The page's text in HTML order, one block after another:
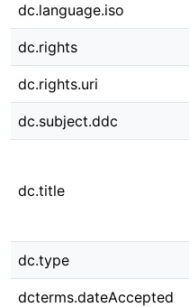
dc.language.iso
dc.rights
dc.rights.uri
dc.subject.ddc
dc.title
dc.type
dcterms.dateAccepted